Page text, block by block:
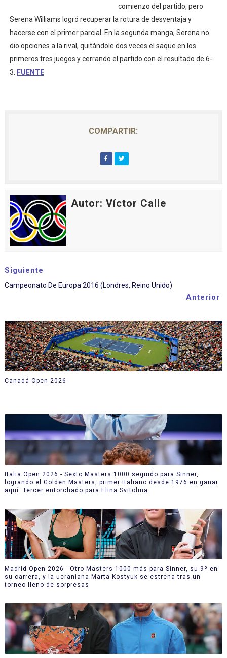
comienzo del partido, pero
Serena Williams logró recuperar la rotura de desventaja y
hacerse con el primer parcial. En la segunda manga, Serena no
dio opciones a la rival, quitándole dos veces el saque en los
primeros tres juegos y cerrando el partido con el resultado de 6-
3.
FUENTE
COMPARTIR:
Autor: Víctor Calle
Siguiente
Campeonato De Europa 2016 (Londres, Reino Unido)
Anterior
Canadá Open 2026
Italia Open 2026 - Sexto Masters 1000 seguido para Sinner,
logrando el Golden Masters, primer italiano desde 1976 en ganar
aquí. Tercer entorchado para Elina Svitolina
Madrid Open 2026 - Otro Masters 1000 más para Sinner, su 9º en
su carrera, y la ucraniana Marta Kostyuk se estrena tras un
torneo lleno de sorpresas